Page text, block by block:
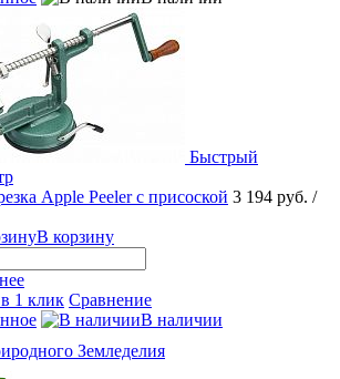
Быстрый
Apple Peeler с присоской 3 194 руб. /
В корзину
1 клик Сравнение
В наличии
Земледелия